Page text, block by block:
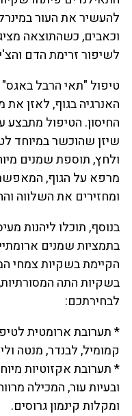
להעשיר את העור
וכאבים, כשהתוצאה
לשיפור זרימת הדם והצ'י
טיפול "תאי הרבל
האנרגיה בגוף, לאזן
החיסון. הטיפול מתבצע
שיזן שהוכשר במיוחד
ולחץ, תוספת שמנים
מרפא על הגוף,
ומחזירים את השלווה
בנוסף, תוכלו ליהנות
בתמציות שמנים
הקיימת בשקיות צמחי
בשקיות התה
לבחירתכם:
* תערובת ארומטית
קמומיל, לבנדר, מנטה
* תערובת אקזוטיות
ובעיות עור, המכילה
ומקלות קינמון גרוסים.